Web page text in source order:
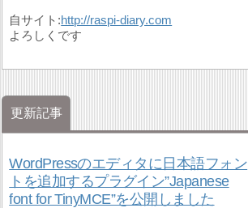
自サイト:http://raspi-diary.com
よろしくです
更新記事
WordPressのエディタに日本語フォン
トを追加するプラグイン”Japanese
font for TinyMCE”を公開しました